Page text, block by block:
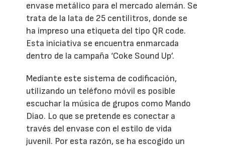
envase metálico para el mercado alemán. Se
trata de la lata de 25 centilitros, donde se
ha impreso una etiqueta del tipo QR code.
Esta iniciativa se encuentra enmarcada
dentro de la campaña ‘Coke Sound Up’.
Mediante este sistema de codificación,
utilizando un teléfono móvil es posible
escuchar la música de grupos como Mando
Diao. Lo que se pretende es conectar a
través del envase con el estilo de vida
juvenil. Por esta razón, se ha escogido un